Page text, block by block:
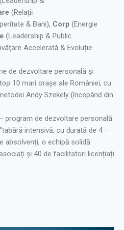
(Relații
& Bani), Corp (Energie
(Leadership & Public
Accelerată & Evoluție
de dezvoltare personală și
10 mari orașe ale României, cu
Andy Szekely (începând din
program de dezvoltare personală
intensivă, cu durată de 4 –
absolvenți, o echipă solidă
și 40 de facilitatori licențiați